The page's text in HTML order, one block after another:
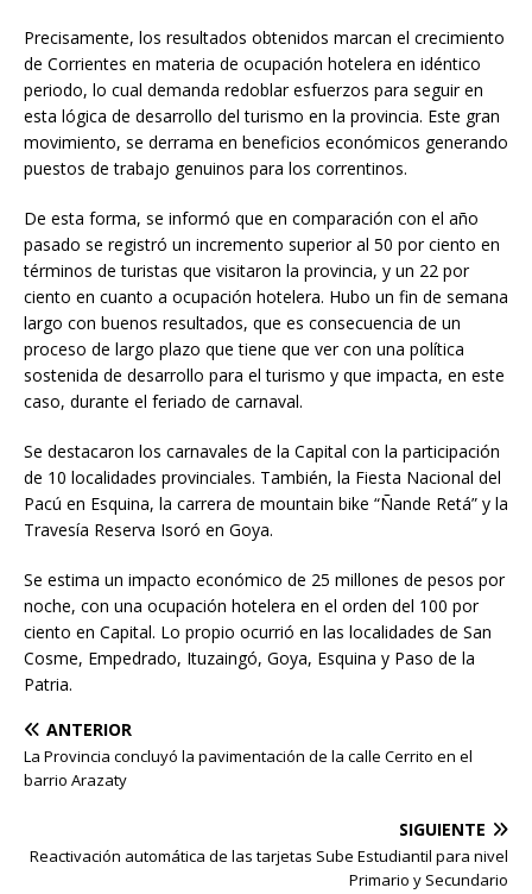
Precisamente, los resultados obtenidos marcan el crecimiento
de Corrientes en materia de ocupación hotelera en idéntico
periodo, lo cual demanda redoblar esfuerzos para seguir en
esta lógica de desarrollo del turismo en la provincia. Este gran
movimiento, se derrama en beneficios económicos generando
puestos de trabajo genuinos para los correntinos.
De esta forma, se informó que en comparación con el año
pasado se registró un incremento superior al 50 por ciento en
términos de turistas que visitaron la provincia, y un 22 por
ciento en cuanto a ocupación hotelera. Hubo un fin de semana
largo con buenos resultados, que es consecuencia de un
proceso de largo plazo que tiene que ver con una política
sostenida de desarrollo para el turismo y que impacta, en este
caso, durante el feriado de carnaval.
Se destacaron los carnavales de la Capital con la participación
de 10 localidades provinciales. También, la Fiesta Nacional del
Pacú en Esquina, la carrera de mountain bike “Ñande Retá” y la
Travesía Reserva Isoró en Goya.
Se estima un impacto económico de 25 millones de pesos por
noche, con una ocupación hotelera en el orden del 100 por
ciento en Capital. Lo propio ocurrió en las localidades de San
Cosme, Empedrado, Ituzaingó, Goya, Esquina y Paso de la
Patria.
ANTERIOR
La Provincia concluyó la pavimentación de la calle Cerrito en el
barrio Arazaty
SIGUIENTE
Reactivación automática de las tarjetas Sube Estudiantil para nivel
Primario y Secundario